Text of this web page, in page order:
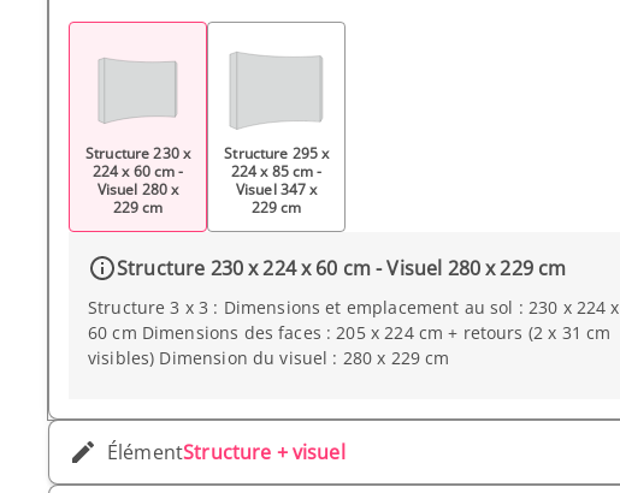
Structure 230 x
224 x 60 cm -
Visuel 280 x
229 cm
Structure 295 x
224 x 85 cm -
Visuel 347 x
229 cm
Structure 230 x 224 x 60 cm - Visuel 280 x 229 cm
Structure 3 x 3 : Dimensions et emplacement au sol : 230 x 224 x
60 cm Dimensions des faces : 205 x 224 cm + retours (2 x 31 cm
visibles) Dimension du visuel : 280 x 229 cm
ÉlémentStructure + visuel